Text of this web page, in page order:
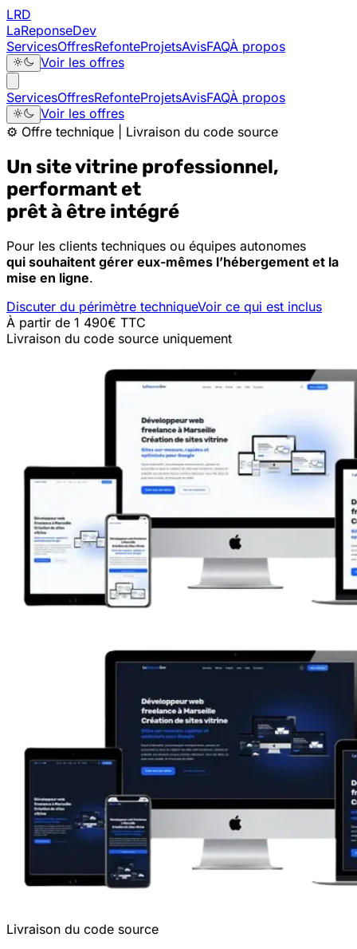
LRD
LaReponseDev
ServicesOffresRefonteProjetsAvisFAQÀ propos
Voir les offres
ServicesOffresRefonteProjetsAvisFAQÀ propos
Voir les offres
⚙️ Offre technique | Livraison du code source
Un site vitrine professionnel,
performant et
prêt à être intégré
Pour les clients techniques ou équipes autonomes
qui souhaitent gérer eux-mêmes l’hébergement et la
mise en ligne.
Discuter du périmètre techniqueVoir ce qui est inclus
À partir de 1 490€ TTC
Livraison du code source uniquement
Livraison du code source